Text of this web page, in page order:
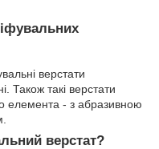
верстати
Також такі верстати
елемента - з абразивною
верстат?